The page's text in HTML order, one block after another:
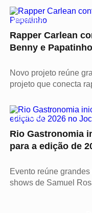
CULTURA
Rapper Carlean
Benny e Papatinho
Novo projeto reúne
projeto que conecta
CULTURA
Rio Gastronomia
para a edição de
Evento reúne
shows de Samuel